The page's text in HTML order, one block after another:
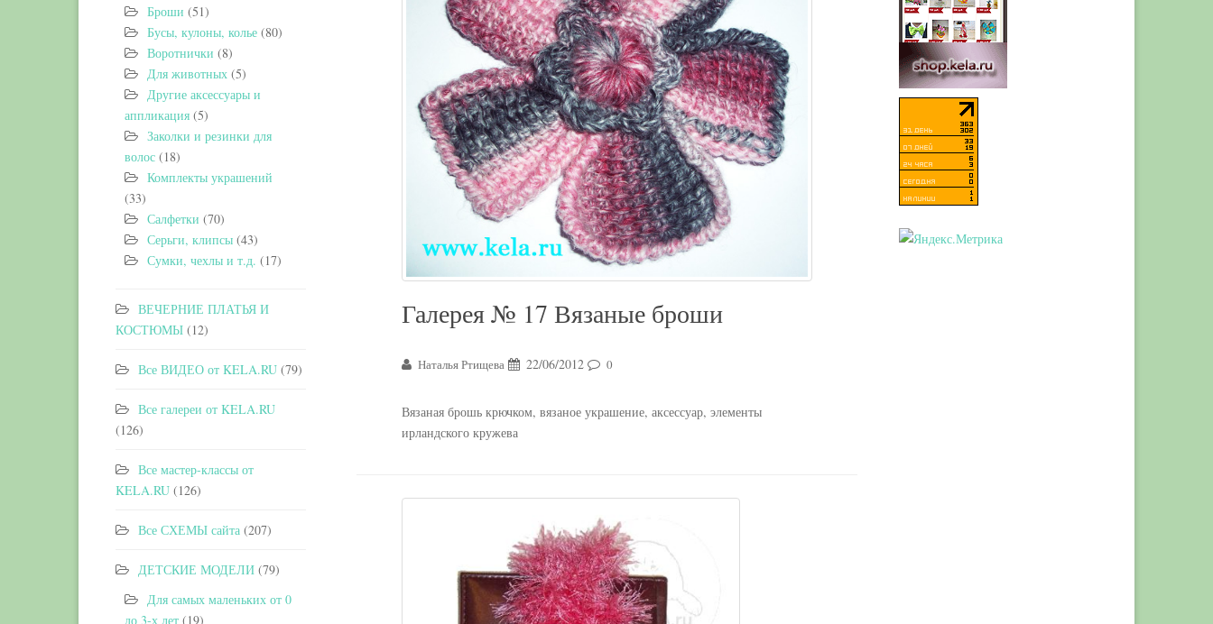
Галерея № 17 Вязаные броши
Наталья Ртищева 22/06/2012 0
Вязаная брошь крючком, вязаное украшение, аксессуар, элементы
ирландского кружева
Броши (51)
Бусы, кулоны, колье (80)
Воротнички (8)
Для животных (5)
Другие аксессуары и
аппликация (5)
Заколки и резинки для
волос (18)
Комплекты украшений
(33)
Салфетки (70)
Серьги, клипсы (43)
Сумки, чехлы и т.д. (17)
ВЕЧЕРНИЕ ПЛАТЬЯ И
КОСТЮМЫ (12)
Все ВИДЕО от KELA.RU (79)
Все галереи от KELA.RU
(126)
Все мастер-классы от
KELA.RU (126)
Все СХЕМЫ сайта (207)
ДЕТСКИЕ МОДЕЛИ (79)
Для самых маленьких от 0
до 3-х лет (19)